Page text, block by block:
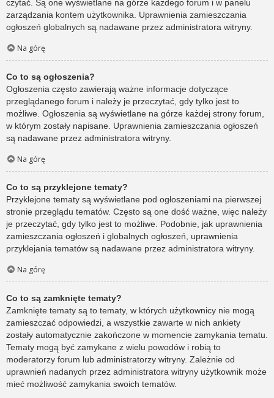
czytać. Są one wyświetlane na górze każdego forum i w panelu
zarządzania kontem użytkownika. Uprawnienia zamieszczania
ogłoszeń globalnych są nadawane przez administratora witryny.
Na górę
Co to są ogłoszenia?
Ogłoszenia często zawierają ważne informacje dotyczące
przeglądanego forum i należy je przeczytać, gdy tylko jest to
możliwe. Ogłoszenia są wyświetlane na górze każdej strony forum,
w którym zostały napisane. Uprawnienia zamieszczania ogłoszeń
są nadawane przez administratora witryny.
Na górę
Co to są przyklejone tematy?
Przyklejone tematy są wyświetlane pod ogłoszeniami na pierwszej
stronie przeglądu tematów. Często są one dość ważne, więc należy
je przeczytać, gdy tylko jest to możliwe. Podobnie, jak uprawnienia
zamieszczania ogłoszeń i globalnych ogłoszeń, uprawnienia
przyklejania tematów są nadawane przez administratora witryny.
Na górę
Co to są zamknięte tematy?
Zamknięte tematy są to tematy, w których użytkownicy nie mogą
zamieszczać odpowiedzi, a wszystkie zawarte w nich ankiety
zostały automatycznie zakończone w momencie zamykania tematu.
Tematy mogą być zamykane z wielu powodów i robią to
moderatorzy forum lub administratorzy witryny. Zależnie od
uprawnień nadanych przez administratora witryny użytkownik może
mieć możliwość zamykania swoich tematów.